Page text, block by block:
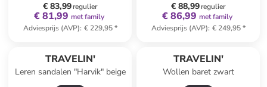
€ 83,99regulier
€ 81,99 met family
Adviesprijs (AVP): € 229,95*
€ 88,99regulier
€ 86,99 met family
Adviesprijs (AVP): € 249,95*
TRAVELIN'
Leren sandalen "Harvik" beige
TRAVELIN'
Wollen baret zwart